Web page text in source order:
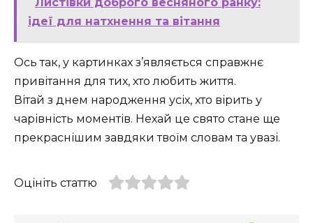
ідеї для натхнення та вітання
Ось так, у картинках з’являється справжнє
привітання для тих, хто любить життя.
Вітай з днем народження усіх, хто вірить у
чарівність моментів. Нехай це свято стане ще
прекраснішим завдяки твоїм словам та увазі.
Оцініть статтю